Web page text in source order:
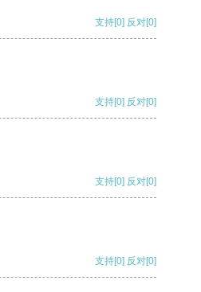
支持[0] 反对[0]
支持[0] 反对[0]
支持[0] 反对[0]
支持[0] 反对[0]